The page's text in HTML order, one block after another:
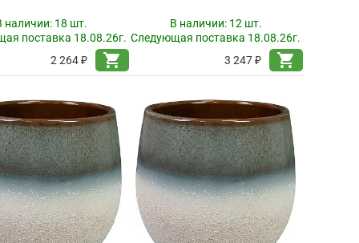
наличии: 18 шт.
поставка 18.08.26г.
2 264 ₽
shopping_cart
В наличии: 12 шт.
Следующая поставка 18.08.26г.
3 247 ₽
shopping_cart